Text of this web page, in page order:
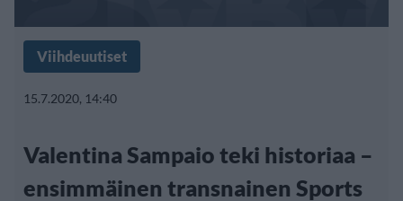
Viihdeuutiset
15.7.2020, 14:40
Valentina Sampaio teki historiaa –
ensimmäinen transnainen Sports